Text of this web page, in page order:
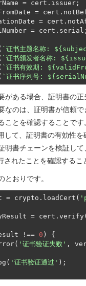
= cert.serial;
`证书主题名称:
`证书颁发者名称:
`证书有效期:
`证书序列号:
がある場合、証明書の
なのは、証明書が信頼
ことを確認することで
して、証明書の有効性を
明書チェーンを検証して
れたことを確認するこ
おりです。
= crypto.loadCert(
=
!== 0 ) {
'证书验证失败' ,
'证书验证通过' );